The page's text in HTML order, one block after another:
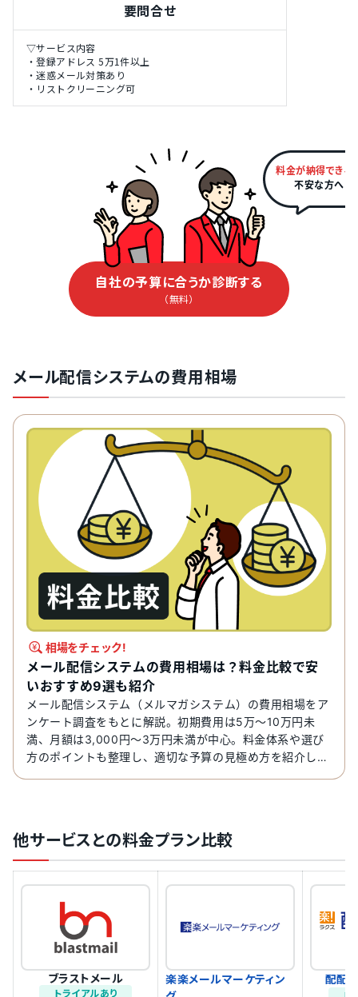
要問合せ
▽サービス内容
・登録アドレス 5万1件以上
・迷惑メール対策あり
・リストクリーニング可
料金が納得できる
不安な方へ
自社の予算に合うか診断する
（無料）
メール配信システムの費用相場
相場をチェック!
メール配信システムの費用相場は？料金比較で安
いおすすめ9選も紹介
メール配信システム（メルマガシステム）の費用相場をア
ンケート調査をもとに解説。初期費用は5万〜10万円未
満、月額は3,000円〜3万円未満が中心。料金体系や選び
方のポイントも整理し、適切な予算の見極め方を紹介しま
他サービスとの料金プラン比較
ブラストメール
トライアルあり
楽楽メールマーケティン
配配